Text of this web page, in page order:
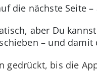
die nächste Seite
aber Du
– und
gedrückt, bis die